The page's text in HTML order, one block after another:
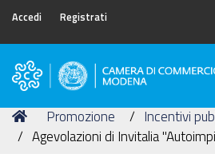
Accedi Registrati
Camera
Commercio
di
Tu
sei
Home
Promozione Incentivi
Agevolazioni di Invitalia